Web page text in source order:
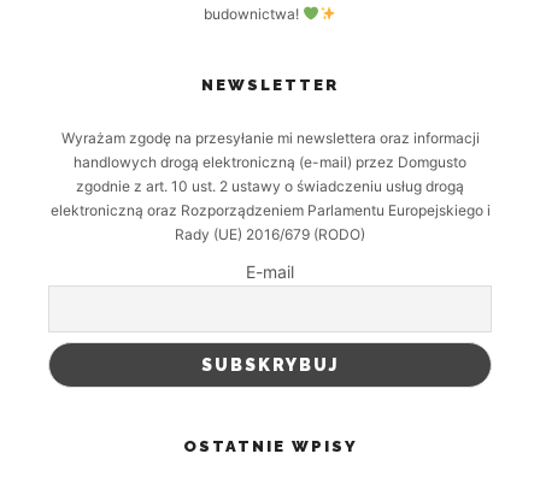
budownictwa!
NEWSLETTER
Wyrażam zgodę na przesyłanie mi newslettera oraz informacji
handlowych drogą elektroniczną (e-mail) przez Domgusto
zgodnie z art. 10 ust. 2 ustawy o świadczeniu usług drogą
elektroniczną oraz Rozporządzeniem Parlamentu Europejskiego i
Rady (UE) 2016/679 (RODO)
E-mail
OSTATNIE WPISY